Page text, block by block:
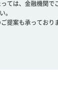
ては、金融機関で
。
提案も承っており